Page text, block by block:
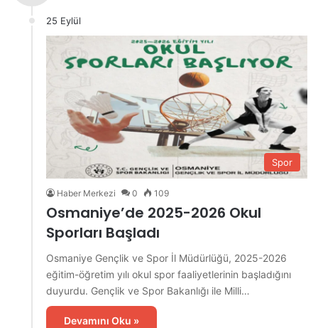
25 Eylül
Spor
Haber Merkezi 0 109
Osmaniye’de 2025-2026 Okul
Sporları Başladı
Osmaniye Gençlik ve Spor İl Müdürlüğü, 2025-2026
eğitim-öğretim yılı okul spor faaliyetlerinin başladığını
duyurdu. Gençlik ve Spor Bakanlığı ile Milli…
Devamını Oku »